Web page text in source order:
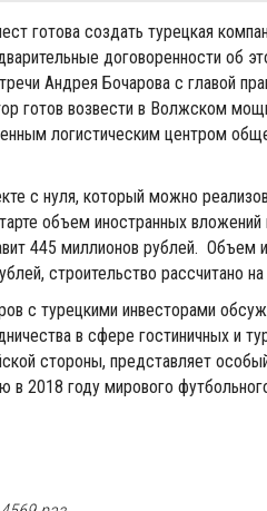
готова создать турецкая
договоренности об
Андрея Бочарова с главой
готов возвести в Волжском
логистическим центром
с нуля, который можно
объем иностранных
445 миллионов рублей. Объем
строительство рассчитано на
с турецкими инвесторами
в сфере гостиничных и
стороны, представляет
в 2018 году мирового